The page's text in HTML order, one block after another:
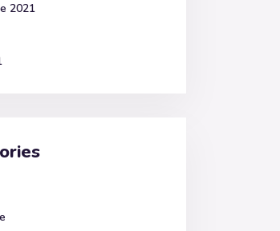
2021